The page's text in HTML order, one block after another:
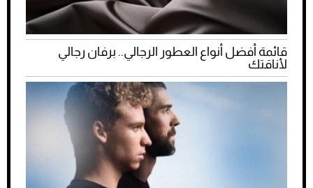
قائمة أفضل أنواع العطور الرجالي.. برفان رجالي
لأناقتك